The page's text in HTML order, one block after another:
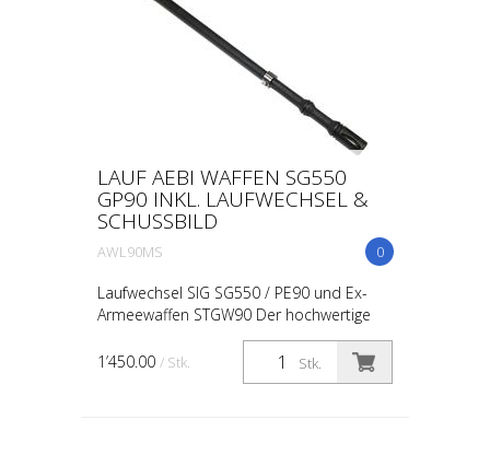
LAUF AEBI WAFFEN SG550
GP90 INKL. LAUFWECHSEL &
SCHUSSBILD
0
AWL90MS
Laufwechsel SIG SG550 / PE90 und Ex-
Armeewaffen STGW90 Der hochwertige
SG550 Lauf von Aebi Waffen kombiniert
erstklassige geschmiedete Rohlinge eines
renommierten Herstel...
Stk.
1’450.00 / Stk.